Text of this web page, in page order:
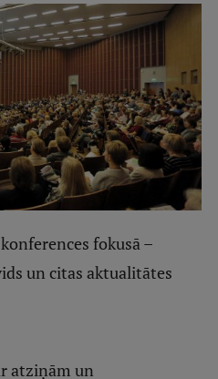
fokusā –
un citas aktualitātes
atziņām un